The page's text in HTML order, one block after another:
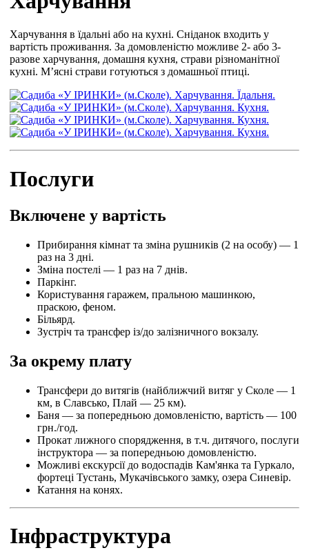
Харчування в їдальні або на кухні. Сніданок входить у
вартість проживання. За домовленістю можливе 2- або 3-
разове харчування, домашня кухня, страви різноманітної
кухні. М’ясні страви готуються з домашньої птиці.
Послуги
Включене у вартість
Прибирання кімнат та зміна рушників (2 на особу) — 1
раз на 3 дні.
Зміна постелі — 1 раз на 7 днів.
Паркінг.
Користування гаражем, пральною машинкою,
праскою, феном.
Більярд.
Зустріч та трансфер із/до залізничного вокзалу.
За окрему плату
Трансфери до витягів (найближчий витяг у Сколе — 1
км, в Славсько, Плай — 25 км).
Баня — за попередньою домовленістю, вартість — 100
грн./год.
Прокат лижного спорядження, в т.ч. дитячого, послуги
інструктора — за попередньою домовленістю.
Можливі екскурсії до водоспадів Кам'янка та Гуркало,
фортеці Тустань, Мукачівського замку, озера Синевір.
Катання на конях.
Інфраструктура